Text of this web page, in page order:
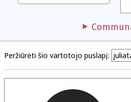
Peržiūrėti šio vartotojo puslapį: